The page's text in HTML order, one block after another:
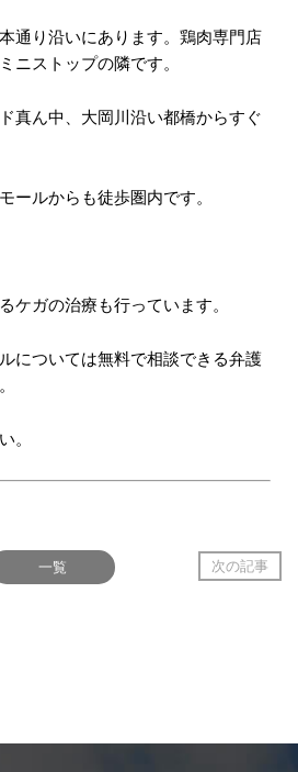
通り沿いにあります。鶏肉専門店
ニストップの隣です。
真ん中、大岡川沿い都橋からすぐ
ールからも徒歩圏内です。
ケガの治療も行っています。
については無料で相談できる弁護
。
一覧 次の記事